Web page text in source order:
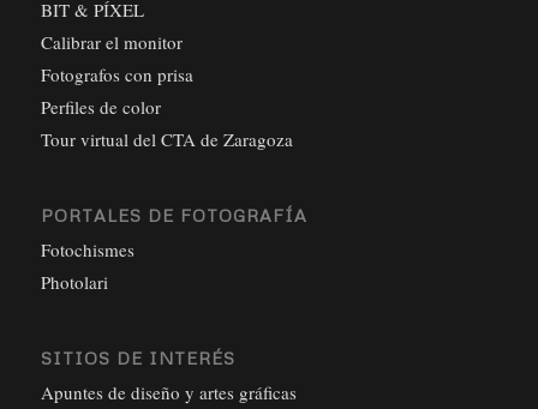
BIT & PÍXEL
Calibrar el monitor
Fotografos con prisa
Perfiles de color
Tour virtual del CTA de Zaragoza
PORTALES DE FOTOGRAFÍA
Fotochismes
Photolari
SITIOS DE INTERÉS
Apuntes de diseño y artes gráficas